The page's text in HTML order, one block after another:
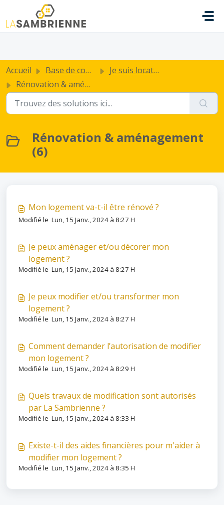
Passer au contenu principal
Accueil Base de connaissances
Je suis locataire de La Sambrienne
Rénovation & aménagement
Rénovation & aménagement
(6)
Mon logement va-t-il être rénové ?
Modifié le Lun, 15 Janv., 2024 à 8:27 H
Je peux aménager et/ou décorer mon
logement ?
Modifié le Lun, 15 Janv., 2024 à 8:27 H
Je peux modifier et/ou transformer mon
logement ?
Modifié le Lun, 15 Janv., 2024 à 8:27 H
Comment demander l’autorisation de modifier
mon logement ?
Modifié le Lun, 15 Janv., 2024 à 8:29 H
Quels travaux de modification sont autorisés
par La Sambrienne ?
Modifié le Lun, 15 Janv., 2024 à 8:33 H
Existe-t-il des aides financières pour m'aider à
modifier mon logement ?
Modifié le Lun, 15 Janv., 2024 à 8:35 H